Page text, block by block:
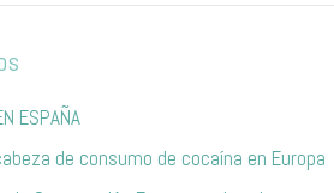
ESPAÑA
de consumo de cocaína en Europa